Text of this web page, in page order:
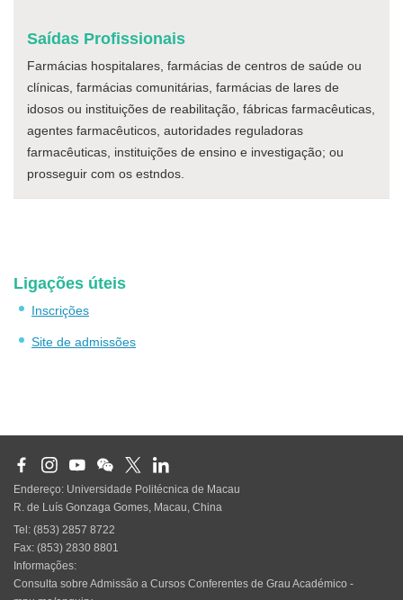
Saídas Profissionais
Farmácias hospitalares, farmácias de centros de saúde ou
clínicas, farmácias comunitárias, farmácias de lares de
idosos ou instituições de reabilitação, fábricas farmacêuticas,
agentes farmacêuticos, autoridades reguladoras
farmacêuticas, instituições de ensino e investigação; ou
prosseguir com os estndos.
Ligações úteis
Inscrições
Site de admissões
Endereço: Universidade Politécnica de Macau
R. de Luís Gonzaga Gomes, Macau, China
Tel: (853) 2857 8722
Fax: (853) 2830 8801
Informações:
Consulta sobre Admissão a Cursos Conferentes de Grau Académico -